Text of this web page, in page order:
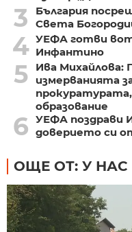
3
България
Света
4 УЕФА готви
Инфантино
5
Ива Михайлова:
измерванията
образование
6 УЕФА поздрави
доверието си
ОЩЕ ОТ: У НАС